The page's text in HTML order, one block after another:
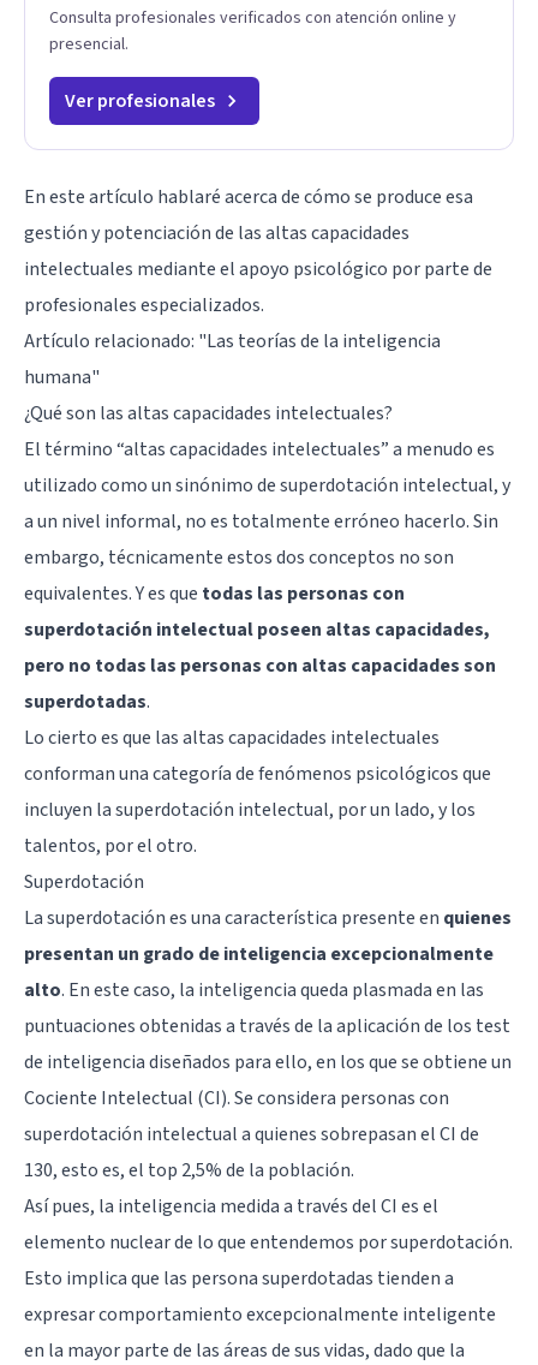
Consulta profesionales verificados con atención online y
presencial.
Ver profesionales
En este artículo hablaré acerca de cómo se produce esa
gestión y potenciación de las altas capacidades
intelectuales mediante el apoyo psicológico por parte de
profesionales especializados.
Artículo relacionado: "Las teorías de la inteligencia
humana"
¿Qué son las altas capacidades intelectuales?
El término “altas capacidades intelectuales” a menudo es
utilizado como un sinónimo de superdotación intelectual, y
a un nivel informal, no es totalmente erróneo hacerlo. Sin
embargo, técnicamente estos dos conceptos no son
equivalentes. Y es que todas las personas con
superdotación intelectual poseen altas capacidades,
pero no todas las personas con altas capacidades son
superdotadas.
Lo cierto es que las altas capacidades intelectuales
conforman una categoría de fenómenos psicológicos que
incluyen la superdotación intelectual, por un lado, y los
talentos, por el otro.
Superdotación
La superdotación es una característica presente en quienes
presentan un grado de inteligencia excepcionalmente
alto. En este caso, la inteligencia queda plasmada en las
puntuaciones obtenidas a través de la aplicación de los test
de inteligencia diseñados para ello, en los que se obtiene un
Cociente Intelectual (CI). Se considera personas con
superdotación intelectual a quienes sobrepasan el CI de
130, esto es, el top 2,5% de la población.
Así pues, la inteligencia medida a través del CI es el
elemento nuclear de lo que entendemos por superdotación.
Esto implica que las persona superdotadas tienden a
expresar comportamiento excepcionalmente inteligente
en la mayor parte de las áreas de sus vidas, dado que la